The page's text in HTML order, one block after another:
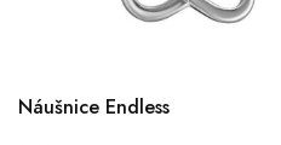
Náušnice Endless